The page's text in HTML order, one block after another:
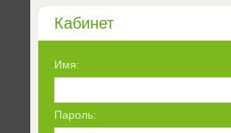
Кабинет
Имя:
Пароль: